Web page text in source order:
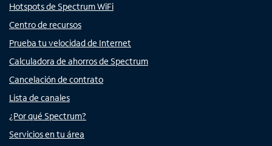
Hotspots de Spectrum WiFi
Centro de recursos
Prueba tu velocidad de Internet
Calculadora de ahorros de Spectrum
Cancelación de contrato
Lista de canales
¿Por qué Spectrum?
Servicios en tu área